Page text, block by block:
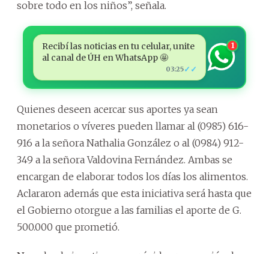
sobre todo en los niños”, señala.
Recibí las noticias en tu celular, unite
al canal de ÚH en WhatsApp 🤩
03:25✓✓
1
Quienes deseen acercar sus aportes ya sean
monetarios o víveres pueden llamar al (0985) 616-
916 a la señora Nathalia González o al (0984) 912-
349 a la señora Valdovina Fernández. Ambas se
encargan de elaborar todos los días los alimentos.
Aclararon además que esta iniciativa será hasta que
el Gobierno otorgue a las familias el aporte de G.
500.000 que prometió.